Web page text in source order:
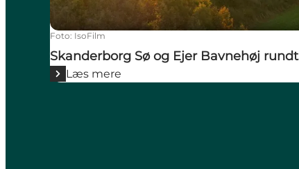
Foto: IsoFilm
Skanderborg Sø og Ejer Bavnehøj rundt
Læs mere